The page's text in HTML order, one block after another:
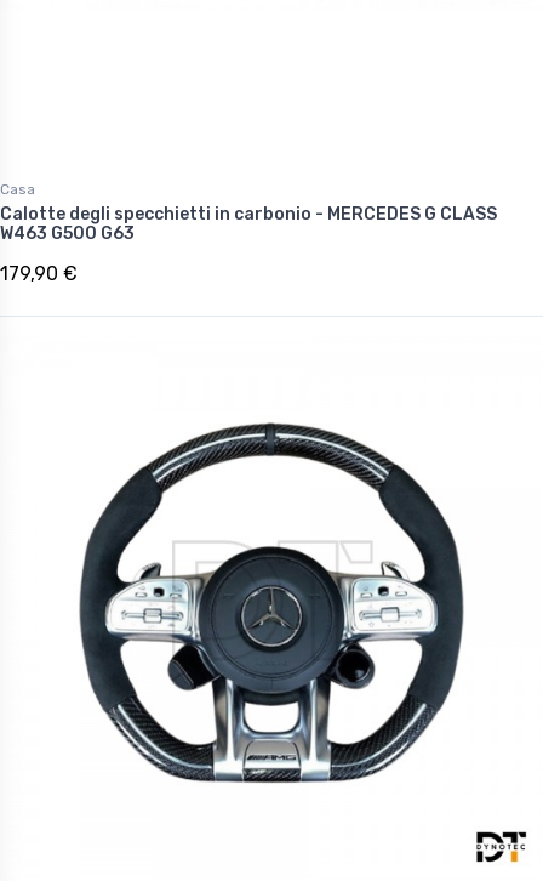
Casa
Calotte degli specchietti in carbonio - MERCEDES G CLASS
W463 G500 G63
179,90 €